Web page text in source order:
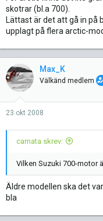
skotrar (bl.a 700).
Lättast är det att gå in på
upplagt på flera arctic-
Max_K
Välkänd medlem
23 okt 2008
camata skrev:
Vilken Suzuki 700-motor
Äldre modellen ska det
bla